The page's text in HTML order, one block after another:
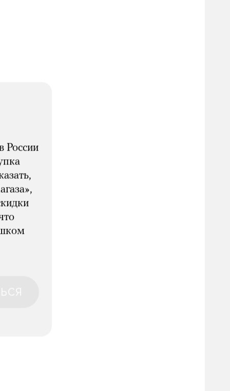
России